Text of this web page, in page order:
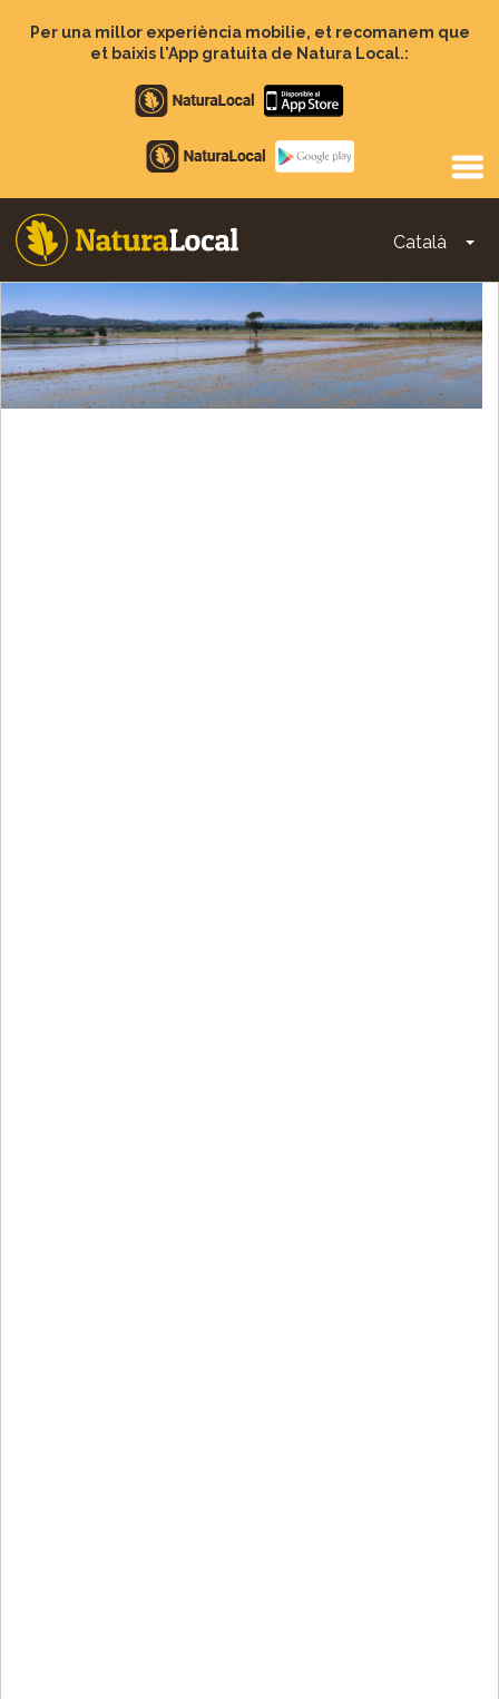
Per una millor experiència mobilie, et recomanem que
et baixis l'App gratuita de Natura Local.:
Apple
store
Google
Play
Català
Main
navigation